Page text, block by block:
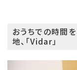
おうちでの時間
地、「Vidar」